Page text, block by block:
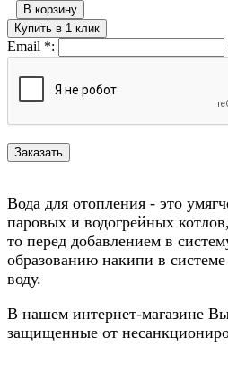
В корзину
Купить в 1 клик
Email *:
Вода для отопления - это
паровых и водогрейных
то перед добавлением в
образованию накипи в
воду.
В нашем интернет-магазине
защищенные от